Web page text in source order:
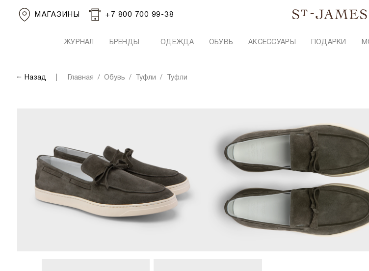
МАГАЗИНЫ +7 800 700 99-38
ЖУРНАЛ БРЕНДЫ ОДЕЖДА ОБУВЬ АКСЕССУАРЫ ПОДАРКИ
Назад Главная Обувь Туфли Туфли